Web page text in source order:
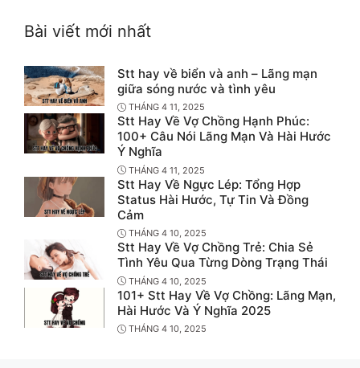
Bài viết mới nhất
Stt hay về biển và anh – Lãng mạn
giữa sóng nước và tình yêu
THÁNG 4 11, 2025
Stt Hay Về Vợ Chồng Hạnh Phúc:
100+ Câu Nói Lãng Mạn Và Hài Hước
Ý Nghĩa
THÁNG 4 11, 2025
Stt Hay Về Ngực Lép: Tổng Hợp
Status Hài Hước, Tự Tin Và Đồng
Cảm
THÁNG 4 10, 2025
Stt Hay Về Vợ Chồng Trẻ: Chia Sẻ
Tình Yêu Qua Từng Dòng Trạng Thái
THÁNG 4 10, 2025
101+ Stt Hay Về Vợ Chồng: Lãng Mạn,
Hài Hước Và Ý Nghĩa 2025
THÁNG 4 10, 2025